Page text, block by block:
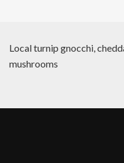
COME
Local turnip gnocchi,
mushrooms